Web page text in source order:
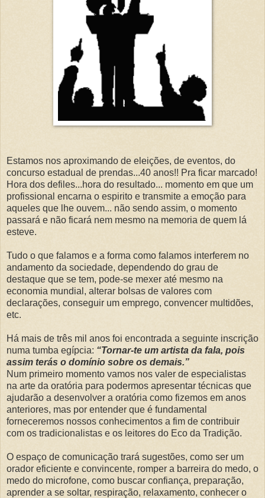
Estamos nos aproximando de eleições, de eventos, do
concurso estadual de prendas...40 anos!! Pra ficar marcado!
Hora dos defiles...hora do resultado... momento em que um
profissional encarna o espirito e transmite a emoção para
aqueles que lhe ouvem... não sendo assim, o momento
passará e não ficará nem mesmo na memoria de quem lá
esteve.
Tudo o que falamos e a forma como falamos interferem no
andamento da sociedade, dependendo do grau de
destaque que se tem, pode-se mexer até mesmo na
economia mundial, alterar bolsas de valores com
declarações, conseguir um emprego, convencer multidões,
etc.
Há mais de três mil anos foi encontrada a seguinte inscrição
numa tumba egípcia: “Tornar-te um artista da fala, pois
assim terás o domínio sobre os demais.”
Num primeiro momento vamos nos valer de especialistas
na arte da oratória para podermos apresentar técnicas que
ajudarão a desenvolver a oratória como fizemos em anos
anteriores, mas por entender que é fundamental
forneceremos nossos conhecimentos a fim de contribuir
com os tradicionalistas e os leitores do Eco da Tradição.
O espaço de comunicação trará sugestões, como ser um
orador eficiente e convincente, romper a barreira do medo, o
medo do microfone, como buscar confiança, preparação,
aprender a se soltar, respiração, relaxamento, conhecer o